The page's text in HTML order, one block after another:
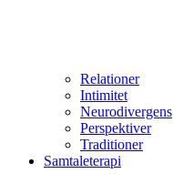
Relationer
Intimitet
Neurodivergens
Perspektiver
Traditioner
Samtaleterapi